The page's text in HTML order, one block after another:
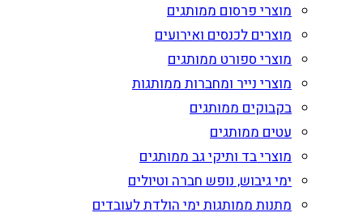
מוצרי פרסום ממותגים
מוצרים לכנסים ואירועים
מוצרי ספורט ממותגים
מוצרי נייר ומחברות ממותגות
בקבוקים ממותגים
עטים ממותגים
מוצרי בד ותיקי גב ממותגים
ימי גיבוש, נופש חברה וטיולים
מתנות ממותגות ימי הולדת לעובדים